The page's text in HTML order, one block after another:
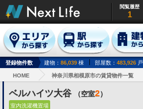
閲覧履歴
1
登録物件数 建物： 86,039 棟 部屋数： 483,926 戸
HOME 神奈川県相模原市の賃貸物件一覧
ベルハイツ大谷 （空室2）
室内洗濯機置場